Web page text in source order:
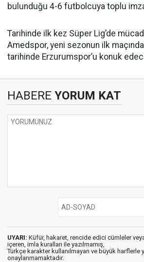
bulunduğu 4-6 futbolcuya toplu
Tarihinde ilk kez Süper Lig’de
Amedspor, yeni sezonun ilk
tarihinde Erzurumspor’u konuk
HABERE YORUM KAT
UYARI: Küfür, hakaret, rencide edici cümleler
içeren, imla kuralları ile yazılmamış,
Türkçe karakter kullanılmayan ve büyük harflerle
onaylanmamaktadır.